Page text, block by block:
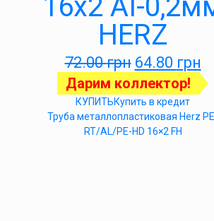
16х2 АІ-
HERZ
72.00грн 64.80 грн
Дарим коллектор!
КУПИТЬКупить в кредит
Труба металлопластиковая Herz
RT/AL/PE-HD 16×2 FH